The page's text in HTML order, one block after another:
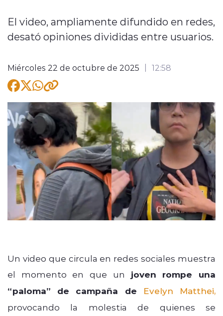
Deportes
modo claro
El video, ampliamente difundido en redes,
desató opiniones divididas entre usuarios.
Miércoles 22 de octubre de 2025 12:58
Un video que circula en redes sociales muestra
el momento en que un joven rompe una
“paloma” de campaña de
Evelyn Matthei,
provocando la molestia de quienes se